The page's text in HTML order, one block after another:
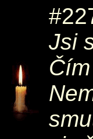
Jsi